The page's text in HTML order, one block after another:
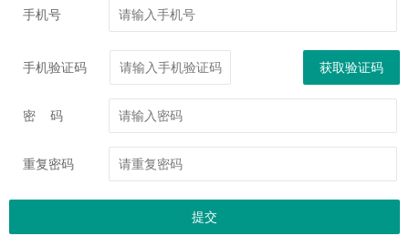
手机号
手机验证码 获取验证码
密 码
重复密码
提交